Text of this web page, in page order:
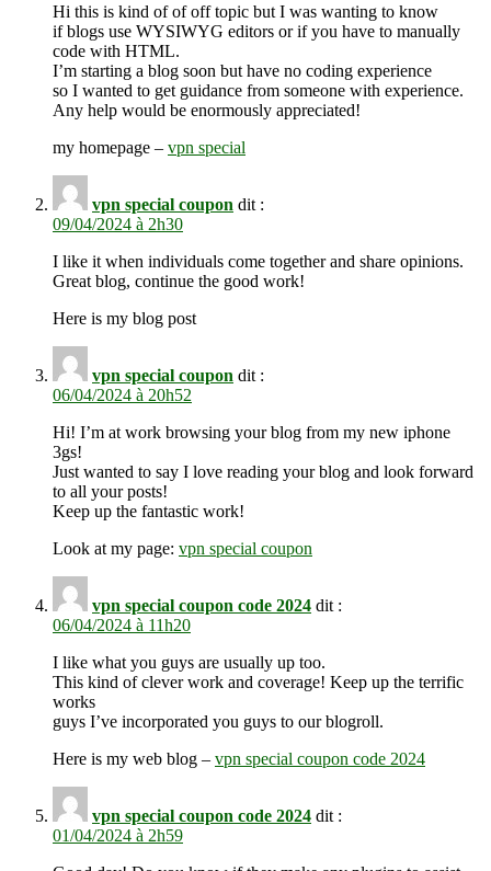
Hi this is kind of of off topic but I was wanting to know
if blogs use WYSIWYG editors or if you have to manually
code with HTML.
I’m starting a blog soon but have no coding experience
so I wanted to get guidance from someone with experience.
Any help would be enormously appreciated!
my homepage – vpn special
vpn special coupon dit :
09/04/2024 à 2h30
I like it when individuals come together and share opinions.
Great blog, continue the good work!
Here is my blog post
vpn special coupon dit :
06/04/2024 à 20h52
Hi! I’m at work browsing your blog from my new iphone
3gs!
Just wanted to say I love reading your blog and look forward
to all your posts!
Keep up the fantastic work!
Look at my page: vpn special coupon
vpn special coupon code 2024 dit :
06/04/2024 à 11h20
I like what you guys are usually up too.
This kind of clever work and coverage! Keep up the terrific
works
guys I’ve incorporated you guys to our blogroll.
Here is my web blog – vpn special coupon code 2024
vpn special coupon code 2024 dit :
01/04/2024 à 2h59